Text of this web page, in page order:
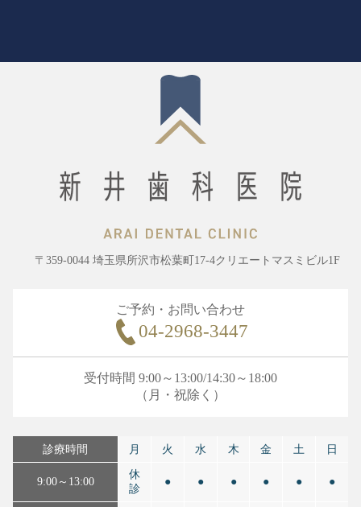
〒359-0044 埼玉県所沢市松葉町17-4クリエートマスミビル1F
ご予約・お問い合わせ
04-2968-3447
受付時間 9:00～13:00/14:30～18:00
（月・祝除く）
診療時間 月 火 水 木 金 土 日
9:00～13:00
休
診
● ● ● ● ● ●